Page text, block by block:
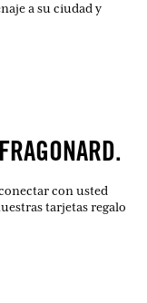
a su ciudad y
con usted
tarjetas regalo